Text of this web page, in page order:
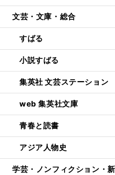
文芸・文庫・総合
すばる
小説すばる
集英社 文芸ステーション
web 集英社文庫
青春と読書
アジア人物史
学芸・ノンフィクション・